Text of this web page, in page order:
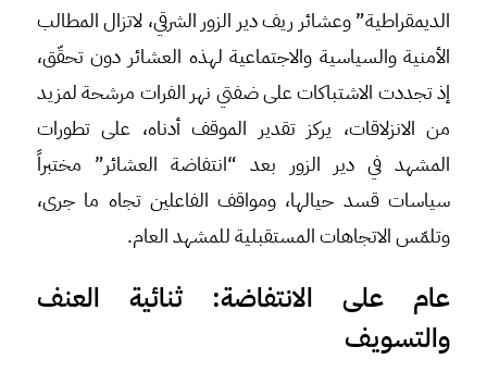
الديمقراطية” وعشائر ريف دير الزور الشرقي، لاتزال المطالب
الأمنية والسياسية والاجتماعية لهذه العشائر دون تحقّق،
إذ تجددت الاشتباكات على ضفتي نهر الفرات مرشحة لمزيد
من الانزلاقات، يركز تقدير الموقف أدناه، على تطورات
المشهد في دير الزور بعد “انتفاضة العشائر” مختبراً
سياسات قسد حيالها، ومواقف الفاعلين تجاه ما جرى،
وتلمّس الاتجاهات المستقبلية للمشهد العام.
عام على الانتفاضة: ثنائية العنف
والتسويف